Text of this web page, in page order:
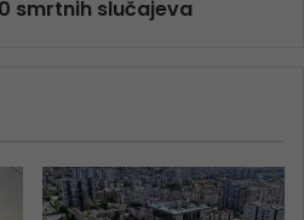
smrtnih slučajeva